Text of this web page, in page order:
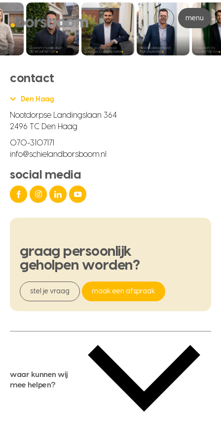
menu
contact
Den Haag
Nootdorpse Landingslaan 364
2496 TC Den Haag
070-3107171
info@schielandborsboom.nl
social media
graag persoonlijk
geholpen worden?
stel je vraag maak een afspraak
waar kunnen wij
mee helpen?